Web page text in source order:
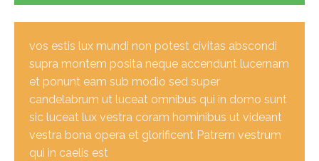
vos estis lux mundi non potest civitas abscondi
supra montem posita neque accendunt lucernam
et ponunt eam sub modio sed super
candelabrum ut luceat omnibus qui in domo sunt
sic luceat lux vestra coram hominibus ut videant
vestra bona opera et glorificent Patrem vestrum
qui in caelis est